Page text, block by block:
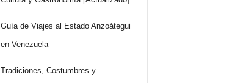
Guía de Viajes al Estado Anzoátegui
en Venezuela
Tradiciones, Costumbres y